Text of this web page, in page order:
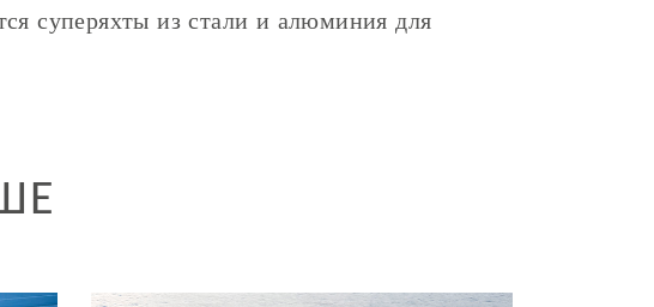
суперяхты из стали и алюминия для